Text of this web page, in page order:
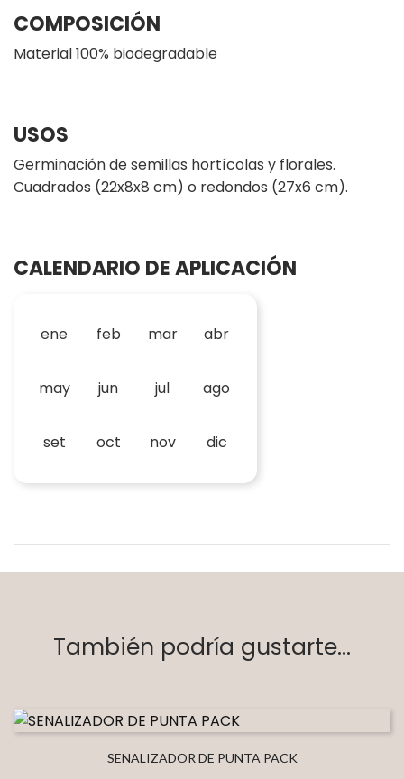
COMPOSICIÓN
Material 100% biodegradable
USOS
Germinación de semillas hortícolas y florales.
Cuadrados (22x8x8 cm) o redondos (27x6 cm).
CALENDARIO DE APLICACIÓN
ene feb mar abr
may jun jul ago
set oct nov dic
También podría gustarte...
SENALIZADOR DE PUNTA PACK